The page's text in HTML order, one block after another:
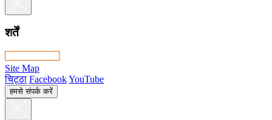
शर्तें
Site Map
चिट्ठा FacebookYouTube
हमसे संपर्क करें